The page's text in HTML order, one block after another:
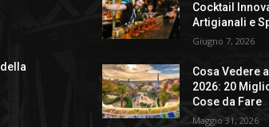
Cocktail
Artigianali e
Giugno 7, 2026
Cosa Vedere
2026: 20
Cose da Fare
Maggio 31, 2026